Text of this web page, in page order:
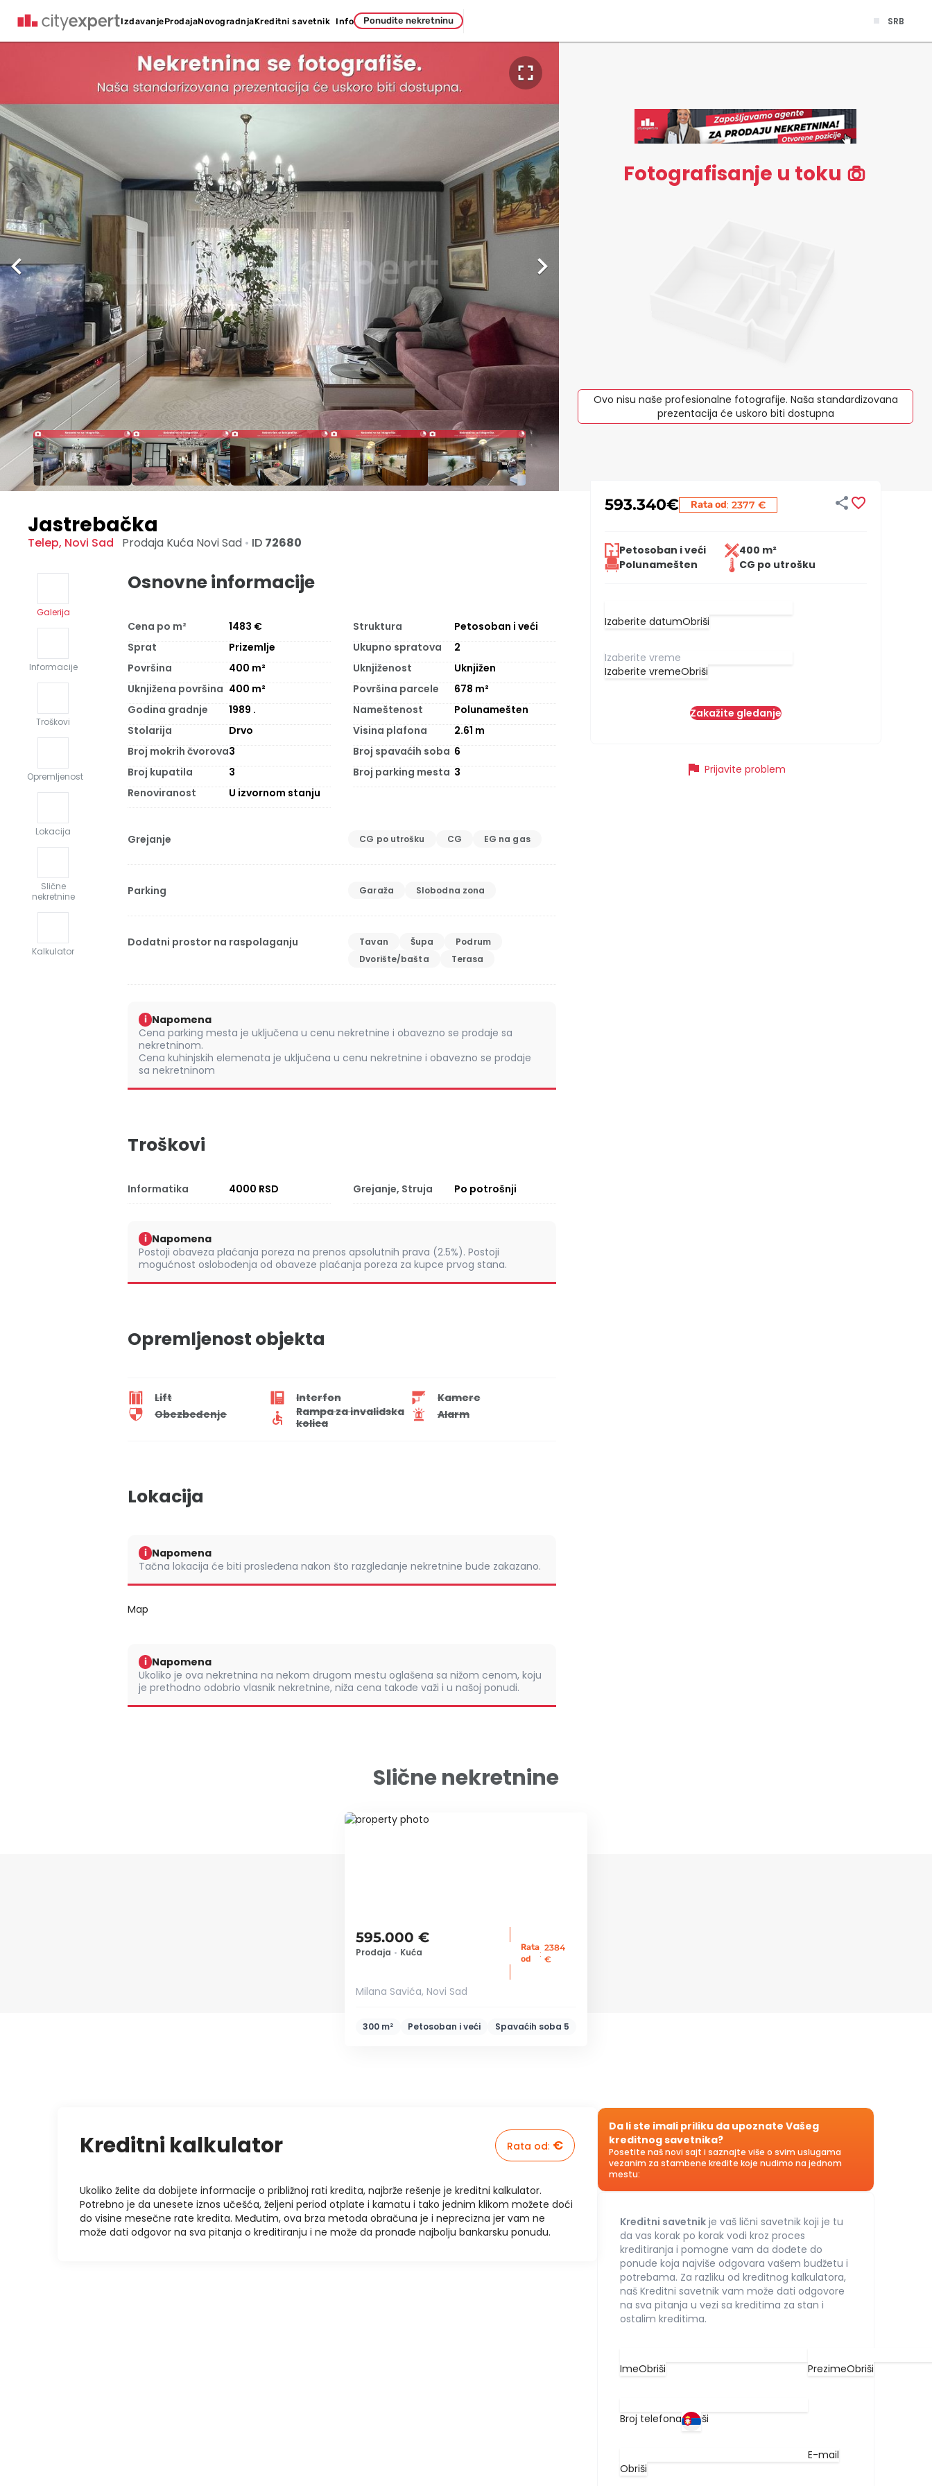
IzdavanjeProdajaNovogradnjaKreditni savetnik Info Ponudite nekretninu SRB
 

Fotografisanje u toku
Ovo nisu naše profesionalne fotografije. Naša standardizovana
prezentacija će uskoro biti dostupna
Jastrebačka
Telep, Novi Sad Prodaja Kuća Novi Sad • ID 72680
Galerija
Informacije
Troškovi
Opremljenost
Lokacija
Slične
nekretnine
Kalkulator
Osnovne informacije
Cena po m² 1483 € Struktura
Petosoban i veći
Sprat
Prizemlje Ukupno spratova
2
Površina
400 m² Uknjiženost
Uknjižen
Uknjižena površina 400 m² Površina parcele
678 m²
Godina gradnje
1989 . Nameštenost
Polunamešten
Stolarija
Drvo Visina plafona 2.61 m
Broj mokrih čvorova3 Broj spavaćih soba 6
Broj kupatila
3 Broj parking mesta 3
Renoviranost
U izvornom stanju
Grejanje CG po utrošku CG EG na gas
Parking Garaža Slobodna zona
Dodatni prostor na raspolaganju Tavan Šupa
Podrum
Dvorište/bašta
Terasa
i Napomena
Cena parking mesta je uključena u cenu nekretnine i obavezno se prodaje sa
nekretninom.
Cena kuhinjskih elemenata je uključena u cenu nekretnine i obavezno se prodaje
sa nekretninom
Troškovi
Informatika 4000 RSD Grejanje, Struja Po potrošnji
i Napomena
Postoji obaveza plaćanja poreza na prenos apsolutnih prava (2.5%). Postoji
mogućnost oslobođenja od obaveze plaćanja poreza za kupce prvog stana.
Opremljenost objekta
Lift Interfon
Kamere
Obezbeđenje
Rampa za invalidska
kolica
Alarm
Lokacija
i Napomena
Tačna lokacija će biti prosleđena nakon što razgledanje nekretnine bude zakazano.
Map
i Napomena
Ukoliko je ova nekretnina na nekom drugom mestu oglašena sa nižom cenom, koju
je prethodno odobrio vlasnik nekretnine, niža cena takođe važi i u našoj ponudi.
593.340€ Rata od: 2377 €  
Petosoban i veći
400 m²
Polunamešten
CG po utrošku
Izaberite datumObriši
Izaberite vremeObriši
Zakažite gledanje
flag Prijavite problem
Slične nekretnine
ID 73790
595.000 €
Prodaja • Kuća
Rata
od
: 2384
€
Milana Savića, Novi Sad
300 m² Petosoban i veći Spavaćih soba 5
Kreditni kalkulator Rata od: €
Ukoliko želite da dobijete informacije o približnoj rati kredita, najbrže rešenje je kreditni kalkulator.
Potrebno je da unesete iznos učešća, željeni period otplate i kamatu i tako jednim klikom možete doći
do visine mesečne rate kredita. Međutim, ova brza metoda obračuna je i neprecizna jer vam ne
može dati odgovor na sva pitanja o kreditiranju i ne može da pronađe najbolju bankarsku ponudu.
Da li ste imali priliku da upoznate Vašeg
kreditnog savetnika?
Posetite naš novi sajt i saznajte više o svim uslugama
vezanim za stambene kredite koje nudimo na jednom
mestu:
Kreditni savetnik je vaš lični savetnik koji je tu
da vas korak po korak vodi kroz proces
kreditiranja i pomogne vam da dođete do
ponude koja najviše odgovara vašem budžetu i
potrebama. Za razliku od kreditnog kalkulatora,
naš Kreditni savetnik vam može dati odgovore
na sva pitanja u vezi sa kreditima za stan i
ostalim kreditima.
ImeObriši PrezimeObriši
Broj telefonaObriši
E-mail
Obriši